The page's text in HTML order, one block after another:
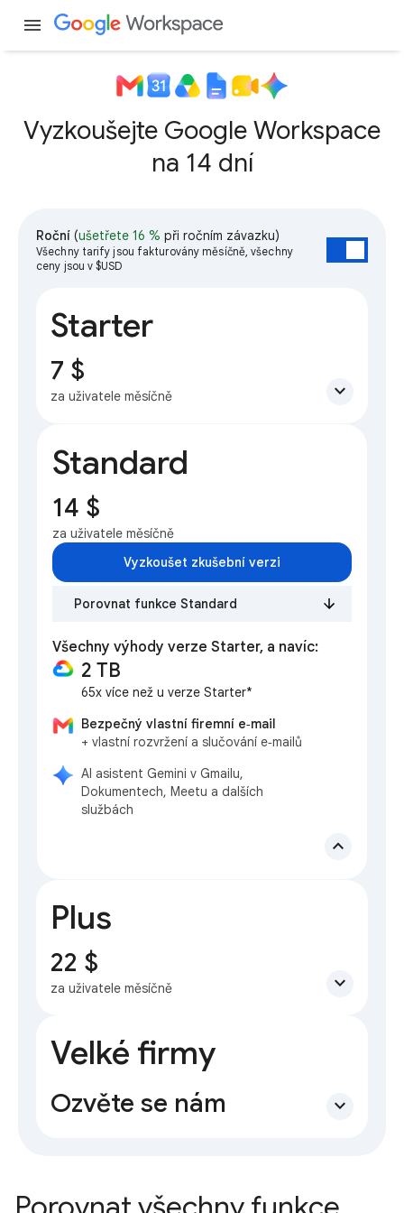
menu
Vyzkoušejte Google Workspace
na 14 dní
Roční (ušetřete 16 % při ročním závazku)
Všechny tarify jsou fakturovány měsíčně, všechny
ceny jsou v $USD
Starter
7 $
za uživatele měsíčně expand_more
Standard
14 $
za uživatele měsíčně
Vyzkoušet zkušební verzi
Porovnat funkce Standard
Všechny výhody verze Starter, a navíc:
2 TB
65x více než u verze Starter*
Bezpečný vlastní firemní e‑mail
+ vlastní rozvržení a slučování e‑mailů
AI asistent Gemini v Gmailu,
Dokumentech, Meetu a dalších
službách
expand_less
Plus
22 $
za uživatele měsíčně expand_more
Velké firmy
Ozvěte se nám expand_more